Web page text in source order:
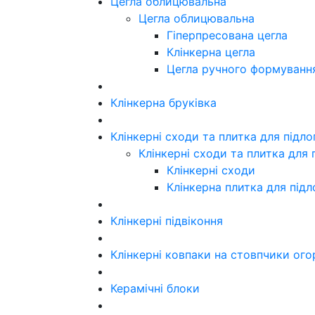
Цегла облицювальна
Гіперпресована цегла
Клінкерна цегла
Цегла ручного
Клінкерна бруківка
Клінкерні сходи та плитка для
Клінкерні сходи та плитка для
Клінкерні сходи
Клінкерна плитка для
Клінкерні підвіконня
Клінкерні ковпаки на стовпчики
Керамічні блоки